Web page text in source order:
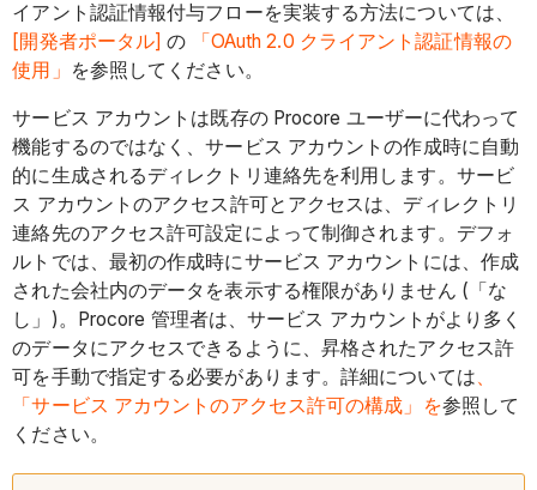
イアント認証情報付与フローを実装する方法については、
[開発者ポータル] の
「OAuth 2.0 クライアント認証情報の
使用」 を参照してください。
サービス アカウントは既存の Procore ユーザーに代わって
機能するのではなく、サービス アカウントの作成時に自動
的に生成されるディレクトリ連絡先を利用します。サービ
ス アカウントのアクセス許可とアクセスは、ディレクトリ
連絡先のアクセス許可設定によって制御されます。デフォ
ルトでは、最初の作成時にサービス アカウントには、作成
された会社内のデータを表示する権限がありません (「な
し」)。Procore 管理者は、サービス アカウントがより多く
のデータにアクセスできるように、昇格されたアクセス許
可を手動で指定する必要があります。詳細については、
「サービス アカウントのアクセス許可の構成」を参照して
ください。